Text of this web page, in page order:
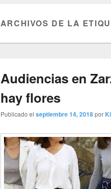
ARCHIVOS DE LA
Audiencias en
hay flores
Publicado el septiembre 14, 2018por